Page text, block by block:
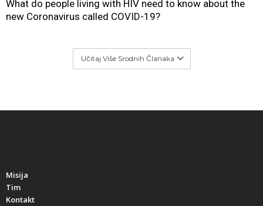
What do people living with HIV need to know about the
new Coronavirus called COVID-19?
Učitaj Više Srodnih Članaka
Misija
Tim
Kontakt